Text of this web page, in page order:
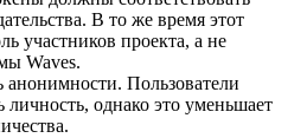
В то же время этот
участников проекта, а не
Waves.
Пользователи
однако это уменьшает